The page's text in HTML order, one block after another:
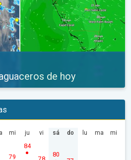
de hoy
mi
79
ju
84
vi
78
sá
80
do lu ma mi